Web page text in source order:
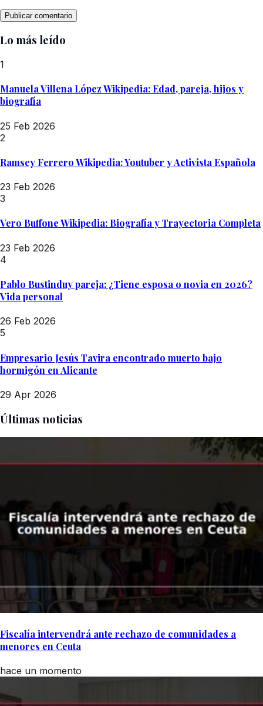
Lo más leído
1
Manuela Villena López Wikipedia: Edad, pareja, hijos y
biografía
25 Feb 2026
2
Ramsey Ferrero Wikipedia: Youtuber y Activista Española
23 Feb 2026
3
Vero Buffone Wikipedia: Biografía y Trayectoria Completa
23 Feb 2026
4
Pablo Bustinduy pareja: ¿Tiene esposa o novia en 2026?
Vida personal
26 Feb 2026
5
Empresario Jesús Tavira encontrado muerto bajo
hormigón en Alicante
29 Apr 2026
Últimas noticias
Fiscalía intervendrá ante rechazo de comunidades a
menores en Ceuta
hace un momento